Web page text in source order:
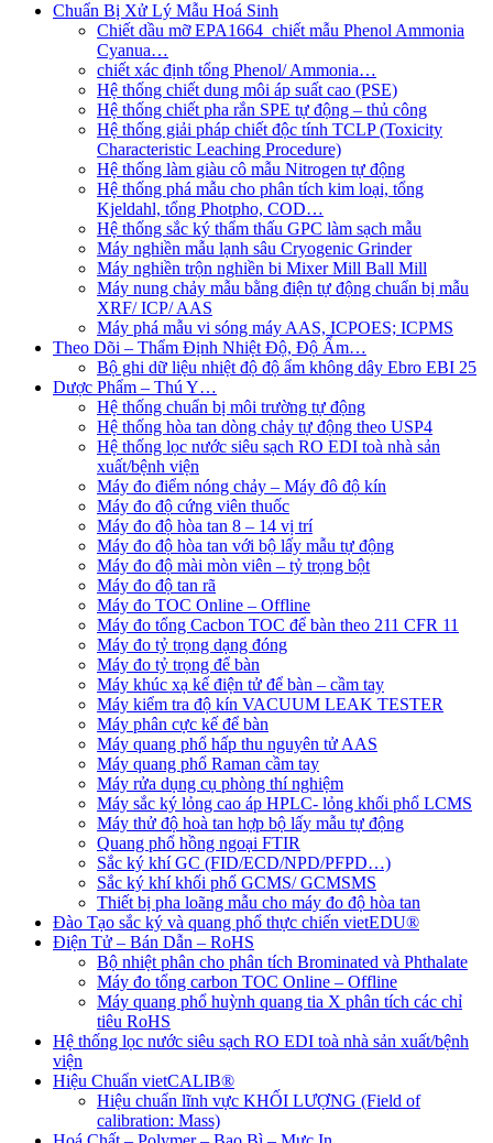
Chuẩn Bị Xử Lý Mẫu Hoá Sinh
Chiết dầu mỡ EPA1664_chiết mẫu Phenol Ammonia
Cyanua…
chiết xác định tổng Phenol/ Ammonia…
Hệ thống chiết dung môi áp suất cao (PSE)
Hệ thống chiết pha rắn SPE tự động – thủ công
Hệ thống giải pháp chiết độc tính TCLP (Toxicity
Characteristic Leaching Procedure)
Hệ thống làm giàu cô mẫu Nitrogen tự động
Hệ thống phá mẫu cho phân tích kim loại, tổng
Kjeldahl, tổng Photpho, COD…
Hệ thống sắc ký thẩm thấu GPC làm sạch mẫu
Máy nghiền mẫu lạnh sâu Cryogenic Grinder
Máy nghiền trộn nghiền bi Mixer Mill Ball Mill
Máy nung chảy mẫu bằng điện tự động chuẩn bị mẫu
XRF/ ICP/ AAS
Máy phá mẫu vi sóng máy AAS, ICPOES; ICPMS
Theo Dõi – Thẩm Định Nhiệt Độ, Độ Ẩm…
Bộ ghi dữ liệu nhiệt độ độ ẩm không dây Ebro EBI 25
Dược Phẩm – Thú Y…
Hệ thống chuẩn bị môi trường tự động
Hệ thống hòa tan dòng chảy tự động theo USP4
Hệ thống lọc nước siêu sạch RO EDI​​ toà nhà sản
xuất/bệnh viện
Máy đo điểm nóng chảy – Máy đô độ kín
Máy đo độ cứng viên thuốc
Máy đo độ hòa tan 8 – 14 vị trí
Máy đo độ hòa tan với bộ lấy mẫu tự động
Máy đo độ mài mòn viên – tỷ trọng bột
Máy đo độ tan rã
Máy đo TOC Online – Offline
Máy đo tổng Cacbon TOC để bàn theo 211 CFR 11
Máy đo tỷ trọng dạng đóng
Máy đo tỷ trọng để bàn
Máy khúc xạ kế điện tử để bàn – cầm tay
Máy kiểm tra độ kín VACUUM LEAK TESTER
Máy phân cực kế để bàn
Máy quang phổ hấp thu nguyên tử AAS
Máy quang phổ Raman cầm tay
Máy rửa dụng cụ phòng thí nghiệm
Máy sắc ký lỏng cao áp HPLC- lỏng khối phổ LCMS
Máy thử độ hoà tan hợp bộ lấy mẫu tự động
Quang phổ hồng ngoại FTIR
Sắc ký khí GC (FID/ECD/NPD/PFPD…)
Sắc ký khí khối phổ GCMS/ GCMSMS
Thiết bị pha loãng mẫu cho máy đo độ hòa tan
Đào Tạo sắc ký và quang phổ thực chiến vietEDU®
Điện Tử – Bán Dẫn – RoHS
Bộ nhiệt phân cho phân tích Brominated và Phthalate
Máy đo tổng carbon TOC Online – Offline
Máy quang phổ huỳnh quang tia X phân tích các chỉ
tiêu RoHS
Hệ thống lọc nước siêu sạch RO EDI​​ toà nhà sản xuất/bệnh
viện
Hiệu Chuẩn vietCALIB®
Hiệu chuẩn lĩnh vực KHỐI LƯỢNG (Field of
calibration: Mass)